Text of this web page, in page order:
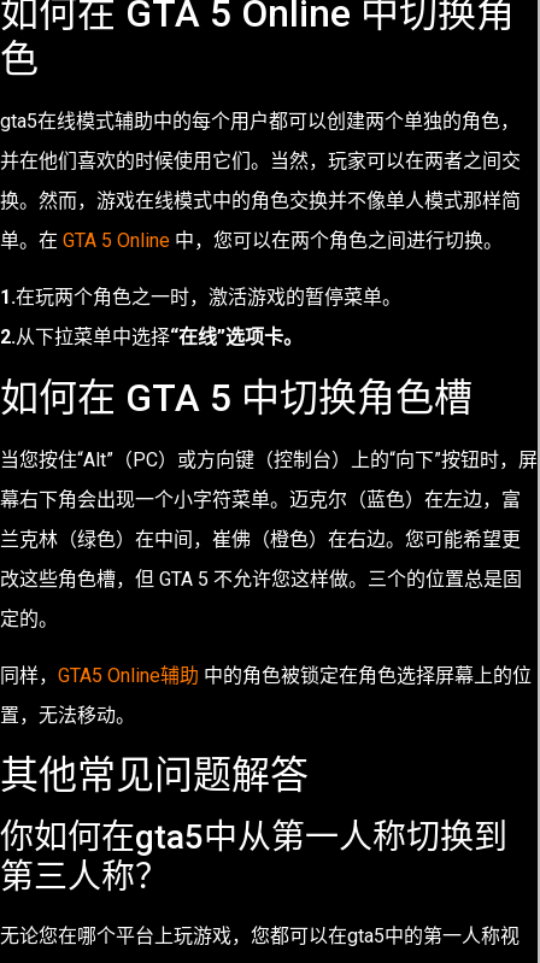
如何在 GTA 5 Online 中切换角
色
gta5在线模式辅助中的每个用户都可以创建两个单独的角色，
并在他们喜欢的时候使用它们。当然，玩家可以在两者之间交
换。然而，游戏在线模式中的角色交换并不像单人模式那样简
单。在 GTA 5 Online 中，您可以在两个角色之间进行切换。
1.在玩两个角色之一时，激活游戏的暂停菜单。
2.从下拉菜单中选择“在线”选项卡。
如何在 GTA 5 中切换角色槽
当您按住“Alt”（PC）或方向键（控制台）上的“向下”按钮时，屏
幕右下角会出现一个小字符菜单。迈克尔（蓝色）在左边，富
兰克林（绿色）在中间，崔佛（橙色）在右边。您可能希望更
改这些角色槽，但 GTA 5 不允许您这样做。三个的位置总是固
定的。
同样， GTA5 Online辅助 中的角色被锁定在角色选择屏幕上的位
置，无法移动。
其他常见问题解答
你如何在gta5中从第一人称切换到
第三人称？
无论您在哪个平台上玩游戏，您都可以在gta5中的第一人称视